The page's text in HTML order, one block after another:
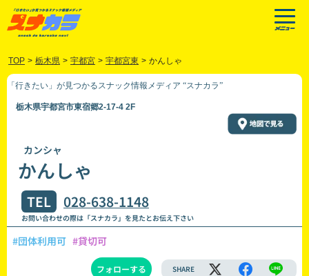
TOP > 栃木県 > 宇都宮 > 宇都宮東 > かんしゃ
「行きたい」が見つかるスナック情報メディア “スナカラ”
栃木県宇都宮市東宿郷2-17-4 2F
カンシャ
かんしゃ
TEL 028-638-1148
お問い合わせの際は「スナカラ」を見たとお伝え下さい
#団体利用可 #貸切可
フォローする SHARE